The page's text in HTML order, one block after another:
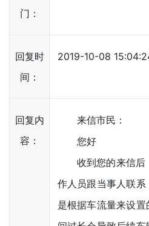
门：
回复时
间：
2019-10-08
回复内
容：
来信市民：
您好
收到您的来信
作人员跟当事人联
是根据车流量来设